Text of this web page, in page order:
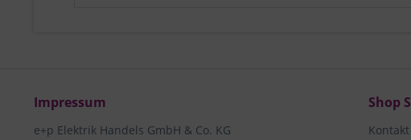
Impressum
e+p Elektrik Handels GmbH & Co. KG
Shop
Kontakt